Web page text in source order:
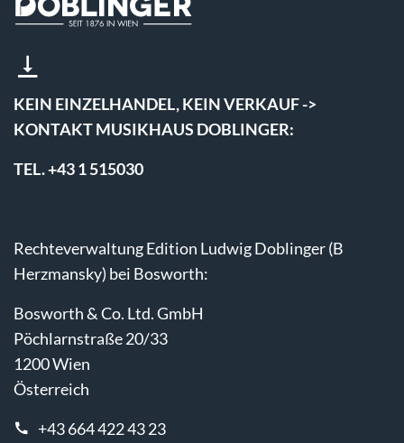
KEIN EINZELHANDEL, KEIN VERKAUF ->
KONTAKT MUSIKHAUS DOBLINGER:
TEL. +43 1 515030
Rechteverwaltung Edition Ludwig Doblinger (B
Herzmansky) bei Bosworth:
Bosworth & Co. Ltd. GmbH
Pöchlarnstraße 20/33
1200 Wien
Österreich
+43 664 422 43 23